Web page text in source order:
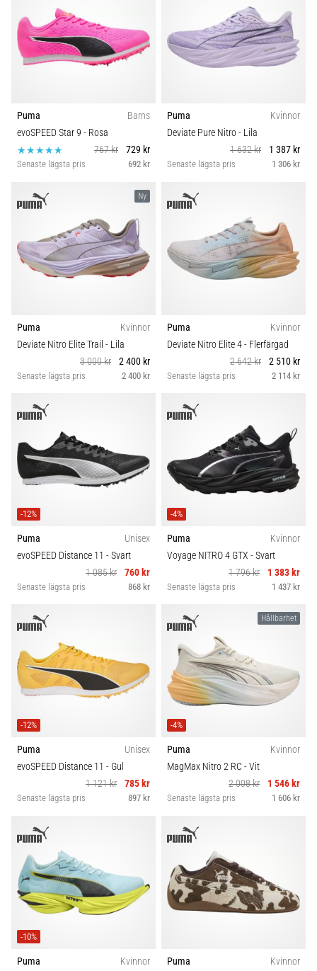
Puma
Barns
evoSPEED Star 9 - Rosa
767 kr
729 kr
Senaste lägsta pris 692 kr
Puma
Kvinnor
Deviate Pure Nitro- Lila
1 632 kr
1 387 kr
Senaste lägsta pris 1 306 kr
Ny
Puma
Kvinnor
Deviate Nitro Elite Trail - Lila
3 000 kr
2 400 kr
Senaste lägsta pris 2 400 kr
Puma
Kvinnor
Deviate Nitro Elite 4- Flerfärgad
2 642 kr
2 510 kr
Senaste lägsta pris 2 114 kr
-12%
Puma
Unisex
evoSPEED Distance 11 - Svart
1 085 kr
760 kr
Senaste lägsta pris 868 kr
-4%
Puma
Kvinnor
Voyage NITRO 4 GTX - Svart
1 796 kr
1 383 kr
Senaste lägsta pris 1 437 kr
-12%
Puma
Unisex
evoSPEED Distance 11 - Gul
1 121 kr
785 kr
Senaste lägsta pris 897 kr
Hållbarhet
-4%
Puma
Kvinnor
MagMax Nitro 2 RC - Vit
2 008 kr
1 546 kr
Senaste lägsta pris 1 606 kr
-10%
Puma
Kvinnor
Puma
Kvinnor